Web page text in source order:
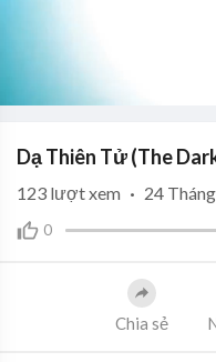
Dạ Thiên Tử (The
0
123 lượt xem · 24
Chia sẻ